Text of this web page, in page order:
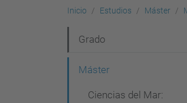
Inicio Estudios Máster
a
Grado
Máster
Ciencias del Mar: